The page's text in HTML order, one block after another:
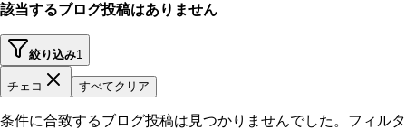
該当するブログ投稿はありません
絞り込み1
チェコ すべてクリア
条件に合致するブログ投稿は見つかりませんでした。フィルタ